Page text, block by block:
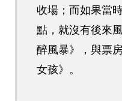
收場；而如果當
點，就沒有後來
醉風暴》，與票
女孩》。